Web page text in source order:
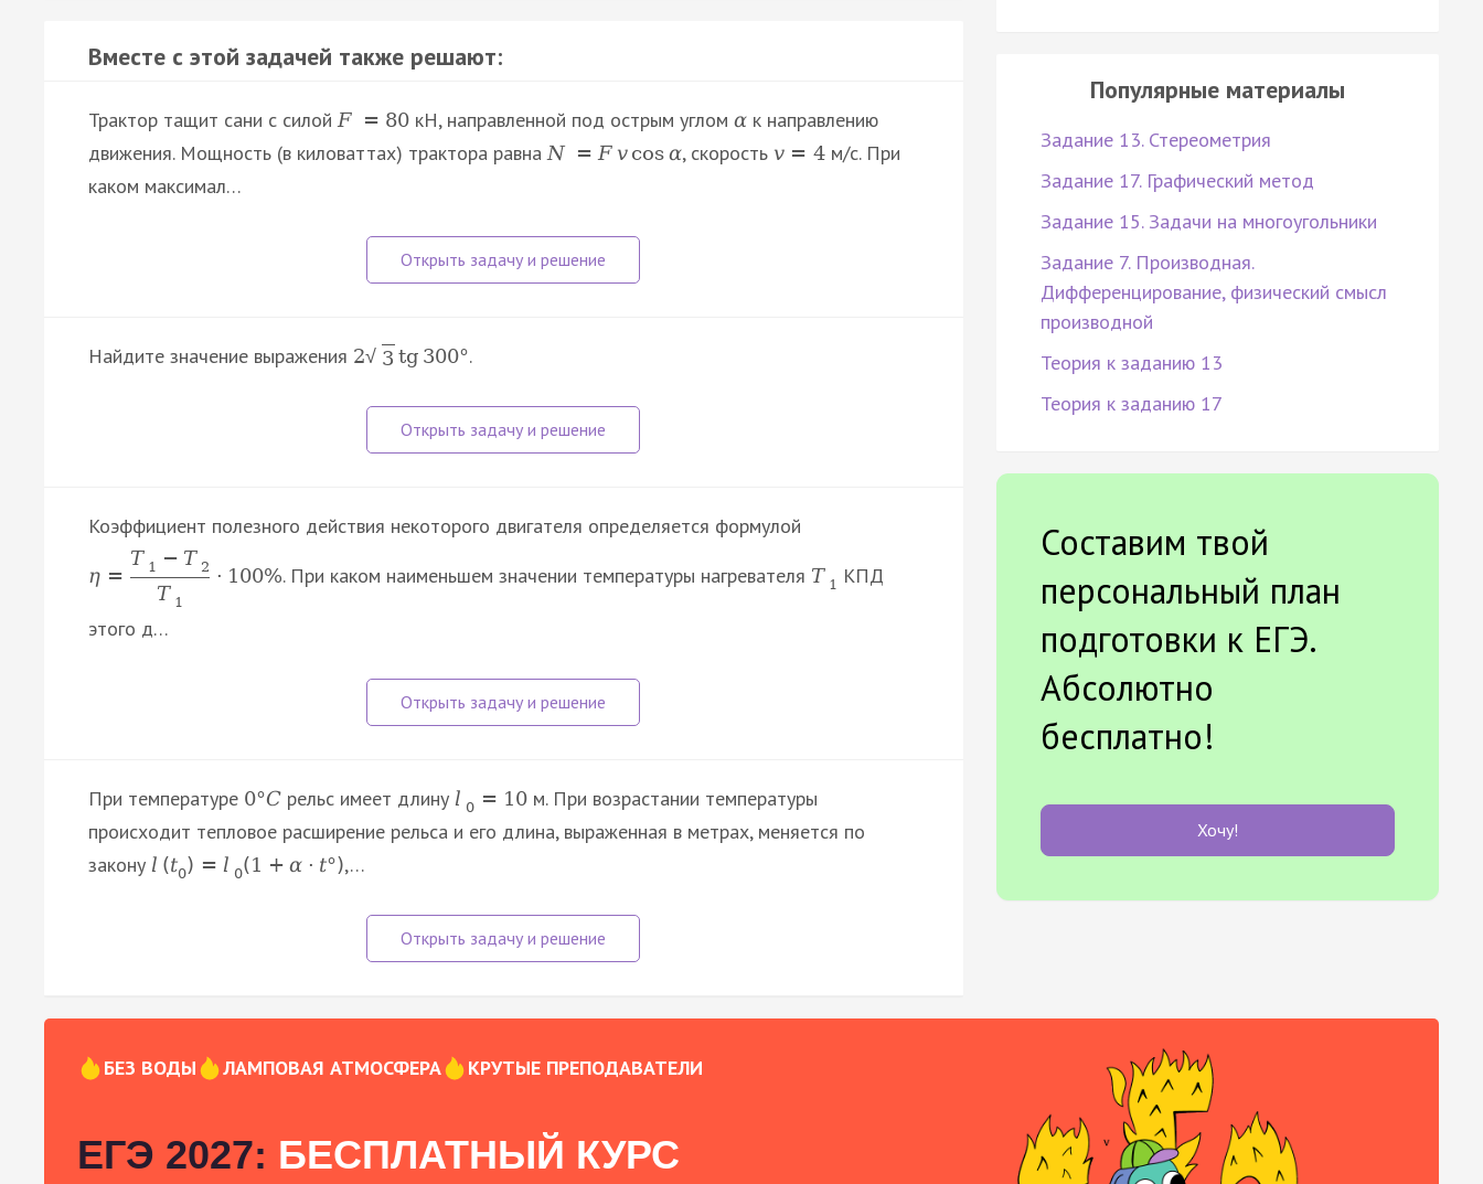
Вместе с этой задачей также решают:
Трактор тащит сани с силойF = 80 кН, направленной под острым угломα к направлению
движения. Мощность (в киловаттах) трактора равнаN = F vcosα, скорость v = 4м/с. При
каком максимал…
Найдите значение выражения 2√ 3 tg 300°.
Коэффициент полезного действия некоторого двигателя определяется формулой
η =
T 1 − T 2
T 1
⋅ 100%. При каком наименьшем значении температуры нагревателя T 1 КПД
этого д…
При температуре 0°C рельс имеет длину l 0 = 10 м. При возрастании температуры
происходит тепловое расширение рельса и его длина, выраженная в метрах, меняется по
закону l (t0) = l 0(1 + α ⋅ t°),…
Популярные материалы
Задание 13. Стереометрия
Задание 17. Графический метод
Задание 15. Задачи на многоугольники
Задание 7. Производная.
Дифференцирование, физический смысл
производной
Теория к заданию 13
Теория к заданию 17
Составим твой
персональный план
подготовки к ЕГЭ.
Абсолютно
бесплатно!
Хочу!
БЕЗ ВОДЫ ЛАМПОВАЯ АТМОСФЕРА КРУТЫЕ ПРЕПОДАВАТЕЛИ
ЕГЭ 2027: БЕСПЛАТНЫЙ КУРС